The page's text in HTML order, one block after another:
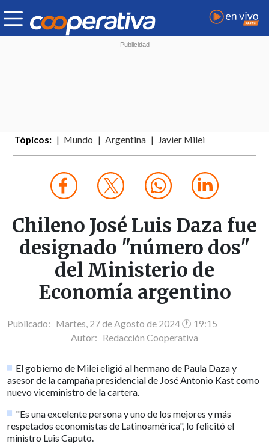
Tópicos: Mundo Argentina Javier Milei
Chileno José Luis Daza fue
designado "número dos"
del Ministerio de
Economía argentino
Publicado: Martes, 27 de Agosto de 2024 🕐 19:15
Autor: Redacción Cooperativa
El gobierno de Milei eligió al hermano de Paula Daza y
asesor de la campaña presidencial de José Antonio Kast como
nuevo viceministro de la cartera.
"Es una excelente persona y uno de los mejores y más
respetados economistas de Latinoamérica", lo felicitó el
ministro Luis Caputo.